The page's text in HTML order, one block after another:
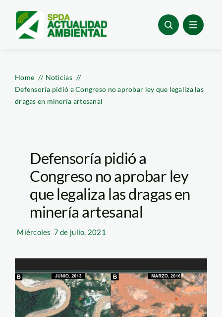
content
Home
Noticias
Defensoría pidió a Congreso no aprobar ley que legaliza las
dragas en minería artesanal
Defensoría pidió a
Congreso no aprobar ley
que legaliza las dragas en
minería artesanal
Miércoles 7 de julio, 2021